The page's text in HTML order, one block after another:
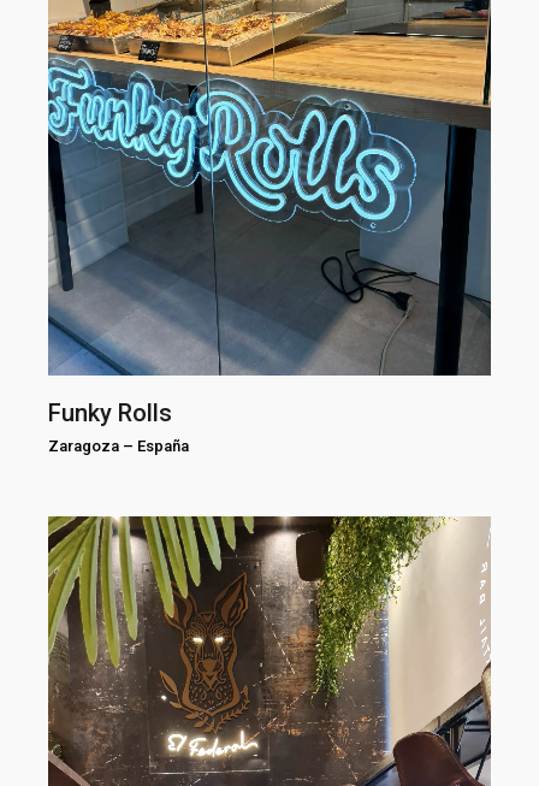
Funky Rolls
Zaragoza – España